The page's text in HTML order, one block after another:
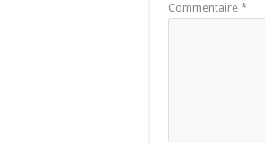
Commentaire *